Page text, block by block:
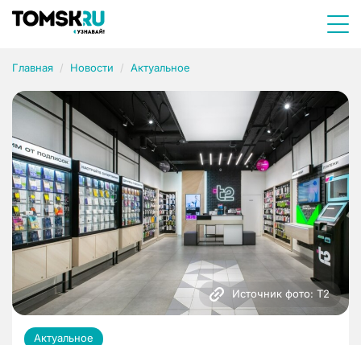
Главная Новости Актуальное
Источник фото: Т2
Актуальное